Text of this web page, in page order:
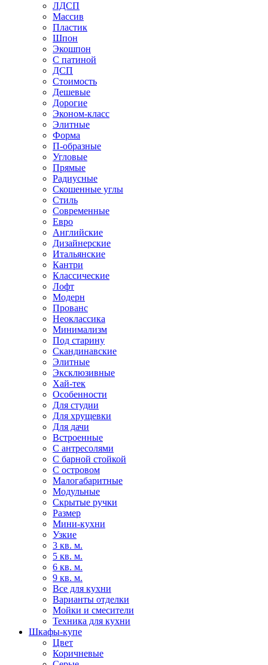
ЛДСП
Массив
Пластик
Шпон
Экошпон
С патиной
ДСП
Стоимость
Дешевые
Дорогие
Эконом-класс
Элитные
Форма
П-образные
Угловые
Прямые
Радиусные
Скошенные углы
Стиль
Современные
Евро
Английские
Дизайнерские
Итальянские
Кантри
Классические
Лофт
Модерн
Прованс
Неоклассика
Минимализм
Под старину
Скандинавские
Элитные
Эксклюзивные
Хай-тек
Особенности
Для студии
Для хрущевки
Для дачи
Встроенные
С антресолями
С барной стойкой
С островом
Малогабаритные
Модульные
Скрытые ручки
Размер
Мини-кухни
Узкие
3 кв. м.
5 кв. м.
6 кв. м.
9 кв. м.
Все для кухни
Варианты отделки
Мойки и смесители
Техника для кухни
Шкафы-купе
Цвет
Коричневые